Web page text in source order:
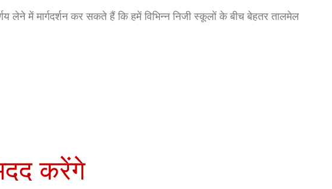
लेने में मार्गदर्शन कर सकते हैं कि हमें विभिन्न निजी स्कूलों के बीच बेहतर तालमेल
करेंगे